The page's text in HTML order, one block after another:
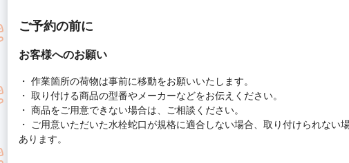
ご予約の前に
お客様へのお願い
・ 作業箇所の荷物は事前に移動をお願いいたします。
・ 取り付ける商品の型番やメーカーなどをお伝えください。
・ 商品をご用意できない場合は、ご相談ください。
・ ご用意いただいた水栓蛇口が規格に適合しない場合、取り付けられない
あります。